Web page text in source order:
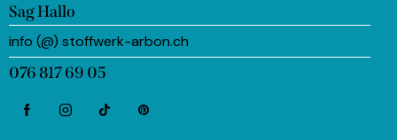
Sag Hallo
info (@) stoffwerk-arbon.ch
076 817 69 05